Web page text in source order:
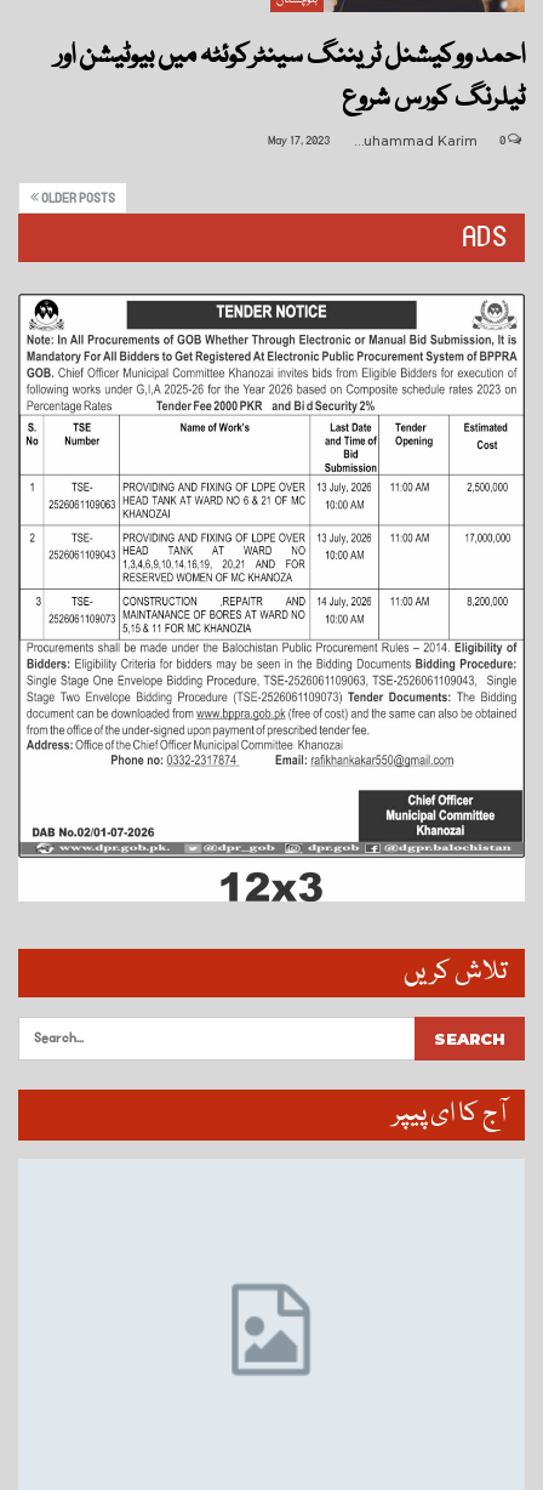
احمد ووکیشنل ٹریننگ سینٹرکوئٹہ میں بیوٹیشن اور
ٹیلرنگ کورس شروع
May 17, 2023
OLDER POSTS
ADS
تلاش کریں
آج کا ای پیپر